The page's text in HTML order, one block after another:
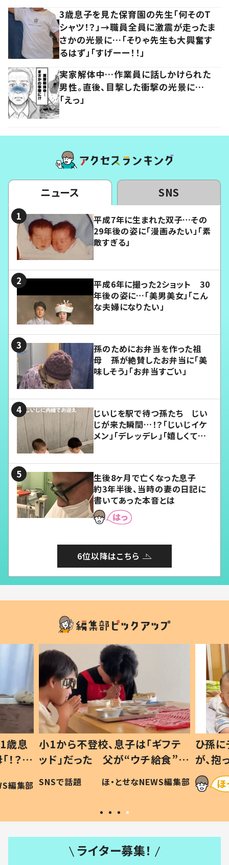
3歳息子を見た保育園の先生「何そのT
シャツ！？」→職員全員に激震が走ったま
さかの光景に…「そりゃ先生も大興奮す
るはず」「すげーー！！」
実家解体中…作業員に話しかけられた
男性。直後、目撃した衝撃の光景に…
「えっ」
ニュース SNS
平成7年に生まれた双子…その
29年後の姿に「漫画みたい」「素
敵すぎる」
平成6年に撮った2ショット 30
年後の姿に…「美男美女」「こん
な夫婦になりたい」
孫のためにお弁当を作った祖
母 孫が絶賛したお弁当に「美
味しそう」「お弁当すごい」
じいじを駅で待つ孫たち じい
じが来た瞬間…！？「じいじイケ
メン」「デレッデレ」「嬉しくて可
生後8ヶ月で亡くなった息子
約3年半後、当時の妻の日記に
書いてあった本音とは
6位以降はこちら
歳息
？」
編集部
小1から不登校、息子は「ギフテ
ッド」だった 父が“ウチ給食”を
作り続ける理由とは #令和の親
#令和の子
SNSで話題 ほ・とせなNEWS編集部
ひ孫
が、
「涙が
い」
ライター募集！